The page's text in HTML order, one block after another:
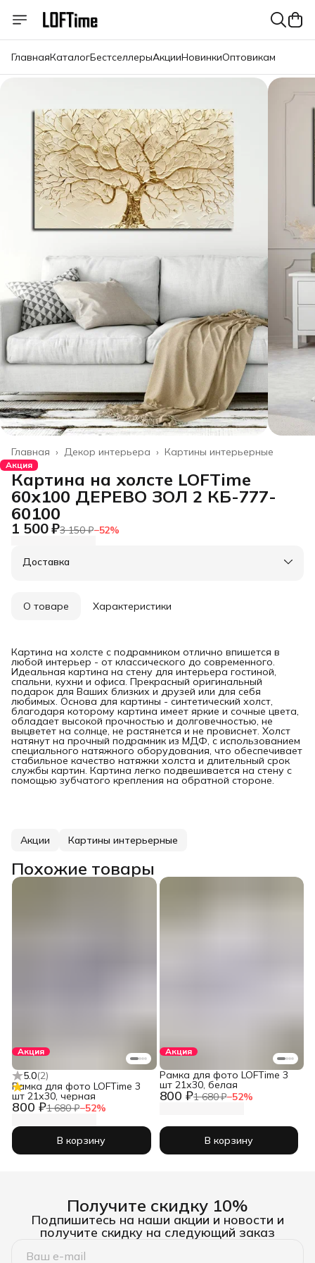
ГлавнаяКаталогБестселлерыАкцииНовинкиОптовикам
Картины интерьерные
Декор интерьера ›
Главная ›
Акция
Картина на холсте LOFTime
60х100 ДЕРЕВО ЗОЛ 2 КБ-777-
60100
1 500 ₽3 150 ₽−52%
Доставка
О товаре Характеристики
Картина на холсте с подрамником отлично впишется в
любой интерьер - от классического до современного.
Идеальная картина на стену для интерьера гостиной,
спальни, кухни и офиса. Прекрасный оригинальный
подарок для Ваших близких и друзей или для себя
любимых. Основа для картины - синтетический холст,
благодаря которому картина имеет яркие и сочные цвета,
обладает высокой прочностью и долговечностью, не
выцветет на солнце, не растянется и не провиснет. Холст
натянут на прочный подрамник из МДФ, с использованием
специального натяжного оборудования, что обеспечивает
стабильное качество натяжки холста и длительный срок
службы картин. Картина легко подвешивается на стену с
помощью зубчатого крепления на обратной стороне.
Акции Картины интерьерные
Похожие товары
Акция
5.0(2)
800 ₽1 680 ₽−52%
Рамка для фото LOFTime 3
шт 21х30, черная
В корзину
Акция
800 ₽1 680 ₽−52%
Рамка для фото LOFTime 3
шт 21х30, белая
В корзину
Получите скидку 10%
Подпишитесь на наши акции и новости и
получите скидку на следующий заказ